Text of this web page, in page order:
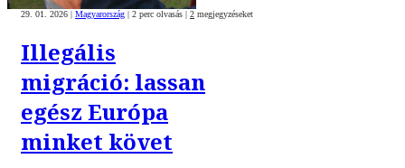
29. 01. 2026 | Magyarország | 2 perc olvasás | 2 megjegyzéseket
Illegális
migráció: lassan
egész Európa
minket követ